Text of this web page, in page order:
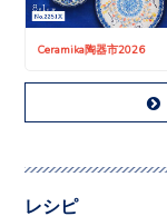
Ceramika陶器市2026
レシピ